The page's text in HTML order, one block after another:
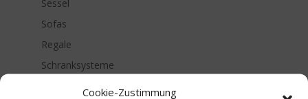
Cookie-Zustimmung
Sessel
Sofas
Regale
Schranksysteme